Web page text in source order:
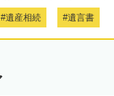
#遺産相続 #遺言書